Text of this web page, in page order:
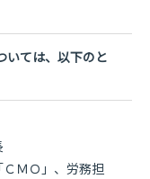
いては、以下のと
ＭＯ」、労務担